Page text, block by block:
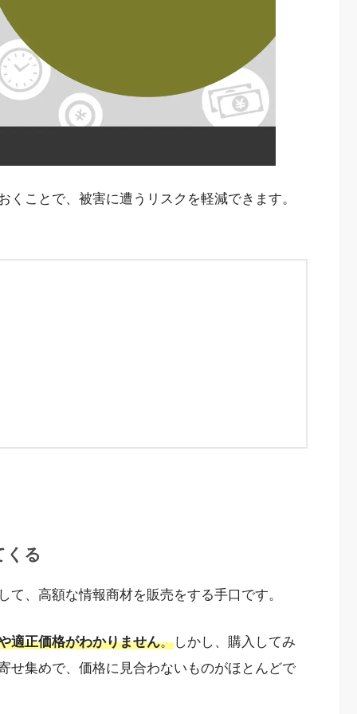
ことで、被害に遭うリスクを軽減できます。
くる
、高額な情報商材を販売をする手口です。
適正価格がわかりません。しかし、購入してみ
せ集めで、価格に見合わないものがほとんどで